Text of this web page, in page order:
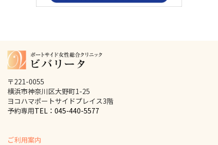
〒221-0055
横浜市神奈川区大野町1-25
ヨコハマポートサイドプレイス3階
予約専用TEL：045-440-5577
ご利用案内